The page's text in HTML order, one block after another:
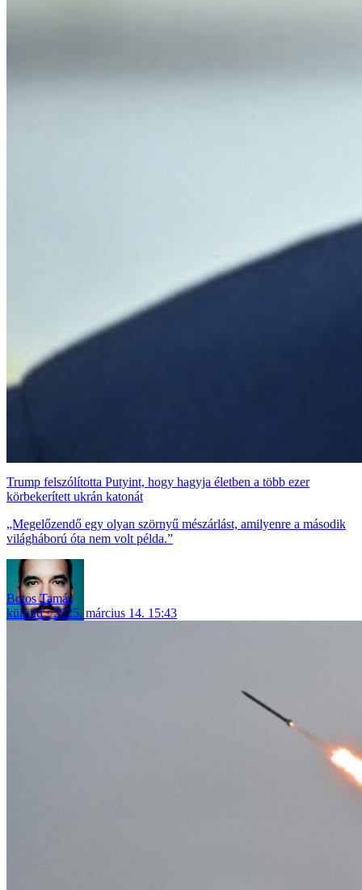
Trump felszólította Putyint, hogy hagyja életben a több ezer
körbekerített ukrán katonát
„Megelőzendő egy olyan szörnyű mészárlást, amilyenre a második
világháború óta nem volt példa.”
Botos Tamás
külföld
2025. március 14. 15:43